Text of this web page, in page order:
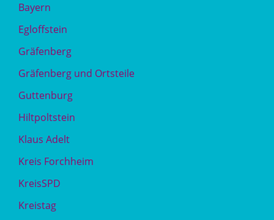
Bayern
Egloffstein
Gräfenberg
Gräfenberg und Ortsteile
Guttenburg
Hiltpoltstein
Klaus Adelt
Kreis Forchheim
KreisSPD
Kreistag